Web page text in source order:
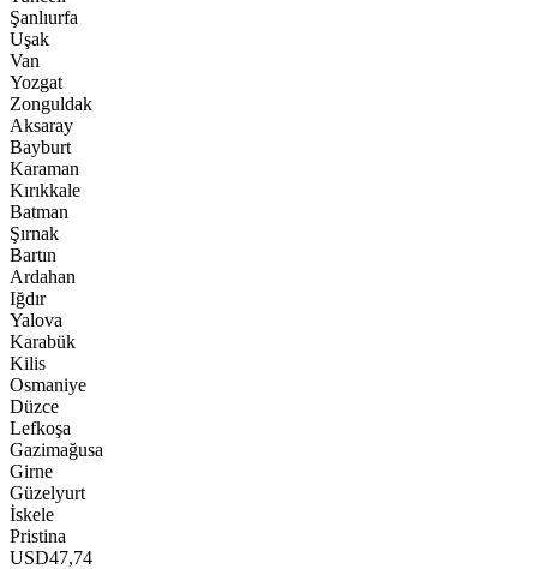
Şanlıurfa
Uşak
Van
Yozgat
Zonguldak
Aksaray
Bayburt
Karaman
Kırıkkale
Batman
Şırnak
Bartın
Ardahan
Iğdır
Yalova
Karabük
Kilis
Osmaniye
Düzce
Lefkoşa
Gazimağusa
Girne
Güzelyurt
İskele
Pristina
USD47,74